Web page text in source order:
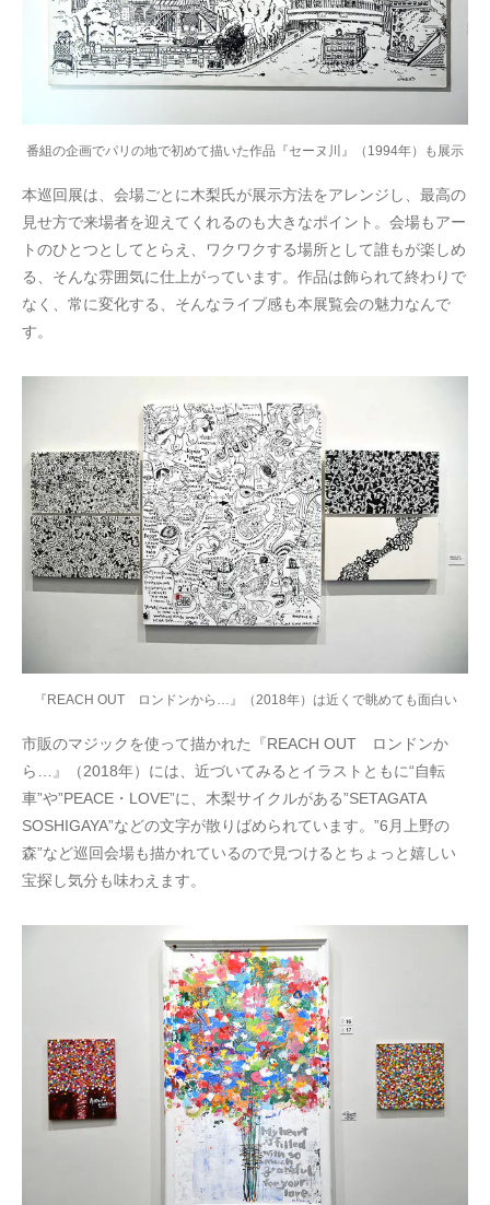
番組の企画でパリの地で初めて描いた作品『セーヌ川』（1994年）も展示
本巡回展は、会場ごとに木梨氏が展示方法をアレンジし、最高の
見せ方で来場者を迎えてくれるのも大きなポイント。会場もアー
トのひとつとしてとらえ、ワクワクする場所として誰もが楽しめ
る、そんな雰囲気に仕上がっています。作品は飾られて終わりで
なく、常に変化する、そんなライブ感も本展覧会の魅力なんで
す。
『REACH OUT ロンドンから…』（2018年）は近くで眺めても面白い
市販のマジックを使って描かれた『REACH OUT ロンドンか
ら…』（2018年）には、近づいてみるとイラストともに“自転
車”や”PEACE・LOVE”に、木梨サイクルがある”SETAGATA
SOSHIGAYA”などの文字が散りばめられています。”6月上野の
森”など巡回会場も描かれているので見つけるとちょっと嬉しい
宝探し気分も味わえます。